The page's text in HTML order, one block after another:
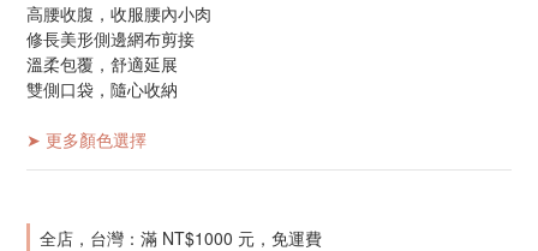
高腰收腹，收服腰內小肉
修長美形側邊網布剪接
溫柔包覆，舒適延展
雙側口袋，隨心收納
➤ 更多顏色選擇
全店，台灣：滿 NT$1000 元，免運費